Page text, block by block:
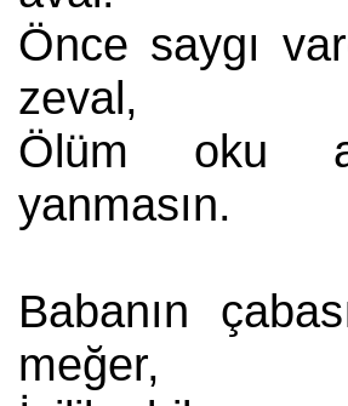
Önce saygı
zeval,
Ölüm oku
yanmasın.
Babanın
meğer,